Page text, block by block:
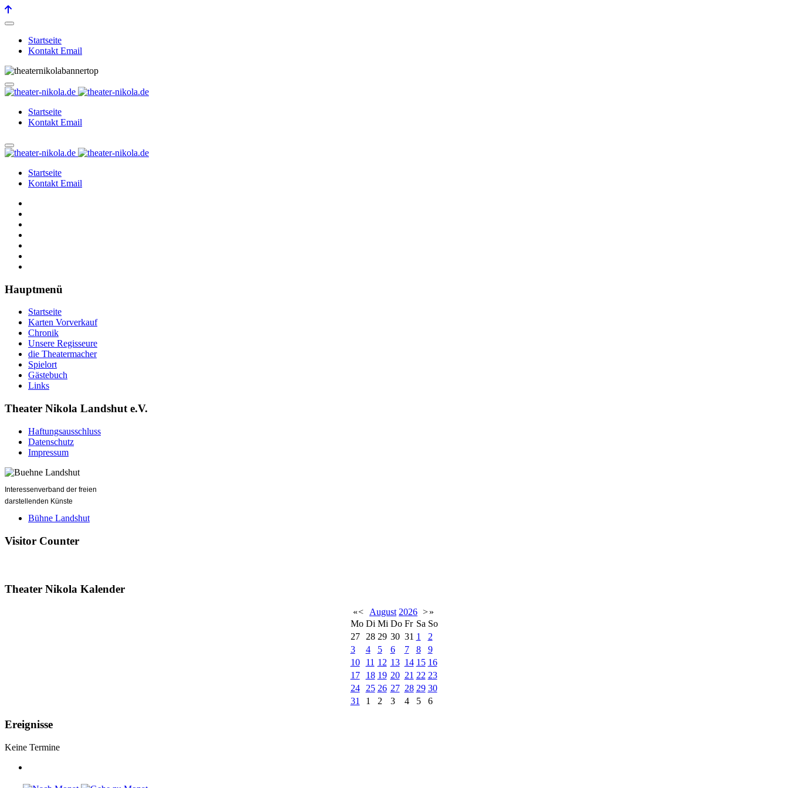
Startseite
Kontakt Email
Startseite
Kontakt Email
Startseite
Kontakt Email
Hauptmenü
Startseite
Karten Vorverkauf
Chronik
Unsere Regisseure
die Theatermacher
Spielort
Gästebuch
Links
Theater Nikola Landshut e.V.
Haftungsausschluss
Datenschutz
Impressum
Interessenverband der freien
darstellenden Künste
Bühne Landshut
Visitor Counter
Theater Nikola Kalender
«< August 2026 >»
Mo Di Mi Do Fr Sa So
27
28 29 30 31 1
2
3
4 5 6 7 8
9
10
11 12 13 14 15 16
17
18 19 20 21 22 23
24
25 26 27 28 29 30
31
1 2 3 4 5 6
Ereignisse
Keine Termine